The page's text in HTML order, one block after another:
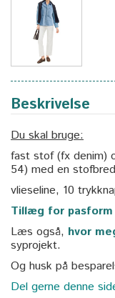
Beskrivelse
Du skal bruge:
fast stof (fx denim)
54) med en
vlieseline, 10
Tillæg for pasform
Læs også, hvor
syprojekt.
Og husk på
Del gerne denne